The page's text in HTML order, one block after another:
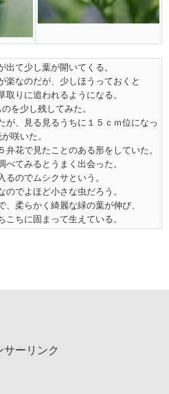
出て少し葉が開いてくる。
楽なのだが、少しほうっておくと
取りに追われるようになる。
を少し残してみた。
が、見る見るうちに１５ｃｍ位になっ
咲いた。
弁花で見たことのある形をしていた。
べてみるとうまく出会った。
るのでムシクサという。
のでよほど小さな虫だろう。
、柔らかく綺麗な緑の葉が伸び、
こちに固まって生えている。
サーリンク